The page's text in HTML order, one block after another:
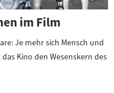
im Film
Je mehr sich Mensch und
Kino den Wesenskern des